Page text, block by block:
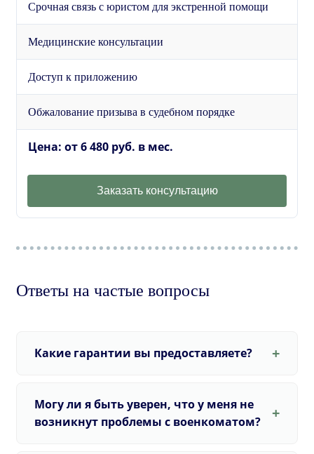
Срочная связь с юристом для экстренной помощи
Медицинские консультации
Доступ к приложению
Обжалование призыва в судебном порядке
Цена: от 6 480 руб. в мес.
Заказать консультацию
Ответы на частые вопросы
Какие гарантии вы предоставляете?
Могу ли я быть уверен, что у меня не
возникнут проблемы с военкоматом?